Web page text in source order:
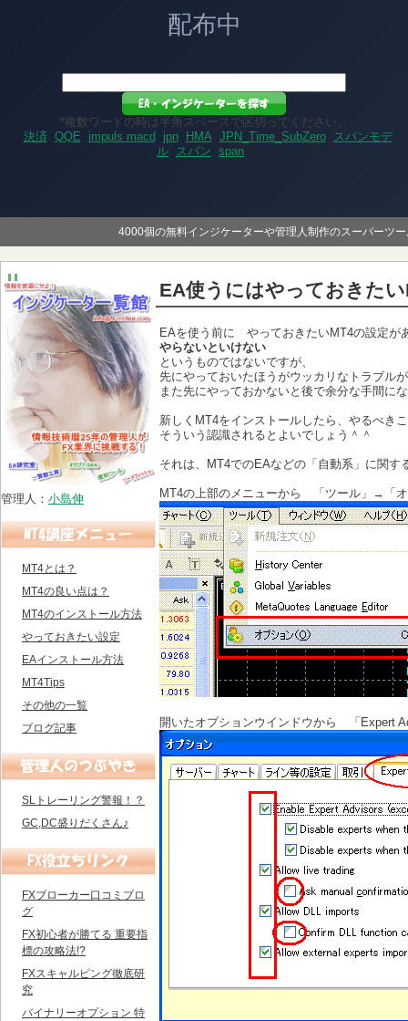
配布中
*複数ワードの時は半角スペースで区切ってください。
決済 QQE impuls macd jpn HMA JPN_Time_SubZero
スパンモデ
ル
スパン span
4000個の無料インジケーターや管理人制作のスーパーツ
管理人： 小島伸
MT4とは？
MT4の良い点は？
MT4のインストール方法
やっておきたい設定
EAインストール方法
MT4Tips
その他の一覧
ブログ記事
SLトレーリング警報！？
GC,DC盛りだくさん♪
FXブローカー口コミブロ
グ
FX初心者が勝てる 重要指
標の攻略法!?
FXスキャルピング徹底研
究
バイナリーオプション 特
EA使うにはやっておきた
EAを使う前に やっておきたいMT4の設定が
やらないといけない
というものではないですが、
先にやっておいたほうがウッカリなトラブル
また先にやっておかないと後で余分な手間に
新しくMT4をインストールしたら、やるべき
そういう認識されるとよいでしょう＾＾
それは、MT4でのEAなどの「自動系」に関す
MT4の上部のメニューから 「ツール」→「
開いたオプションウインドウから 「Expert